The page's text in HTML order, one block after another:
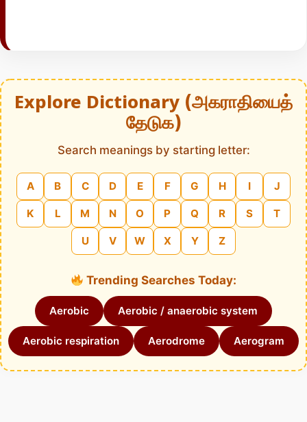
Explore Dictionary (அகராதியைத்
தேடுக)
Search meanings by starting letter:
A B C D E F G H I J
K L M N O P Q R S T
U V W X Y Z
Trending Searches Today:
Aerobic Aerobic / anaerobic system
Aerobic respiration Aerodrome Aerogram